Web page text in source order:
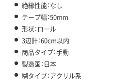
絶縁性能：なし
テープ幅：50mm
形状：ロール
3辺計：60cm以内
商品タイプ：手動
製造国：日本
糊タイプ：アクリル系